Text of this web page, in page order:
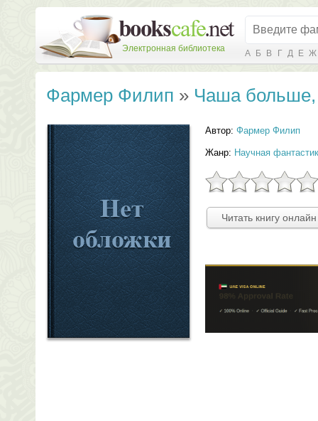
Электронная библиотека А Б В Г Д Е Ж
Фармер Филип » Чаша
Автор: Фармер Филип
Жанр: Научная
Читать книгу